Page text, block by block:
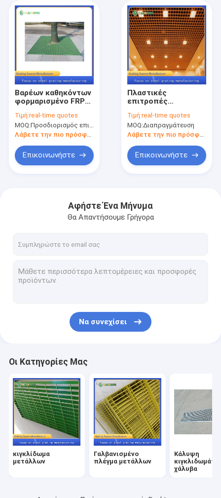
Προϊόντα
Περίπου εμείς
Ποιοτικός έλεγχος
Ειδήσεις
Περιπτώσεις
Γαλβανισμένο πλέγμα μετάλλων
Βήματα σκαλοπατιών σχαρών χάλυβα
Βαρέων καθηκόντων σχάρα χάλυβα
Διακοσμητικό πλέγμα καλωδίων
Προϊόντα καλωδίων σιδήρου
Σφιγκτήρες κιγκλιδωμάτων χάλυβα
Ράφι απορριμμάτων χάλυβα
Βαρέων καθηκόντων
φορμαρισμένο FRP
το πάρκο
κοιλωμάτων
δέντρων
Τιμή:real-time quotes
MOQ:Προσδιορισμός επικοινωνίας
Λάβετε την πιο πρόσφατη τιμή
Επικοινωνήστε
Πλαστικές
επιτροπές
διάβασης πεζών FRP
για το ελαφρύ
ανώτατο όριο
Τιμή:real-time quotes
MOQ:Διαπραγμάτευση
Λάβετε την πιο πρόσφατη τιμή
Επικοινωνήστε
Αφήστε Ένα Μήνυμα
Θα Απαντήσουμε Γρήγορα
Να συνεχίσει
Οι Κατηγορίες Μας
κιγκλίδωμα
μετάλλων
Γαλβανισμένο
πλέγμα μετάλλων
Κάλυψη
χάλυβα